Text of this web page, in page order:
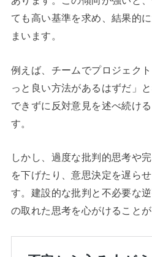
ても高い基準を求め、結果的
まいます。
例えば、チームでプロジェク
っと良い方法があるはずだ」
できずに反対意見を述べ続け
す。
しかし、過度な批判的思考や
を下げたり、意思決定を遅ら
す。建設的な批判と不必要な
の取れた思考を心がけることが